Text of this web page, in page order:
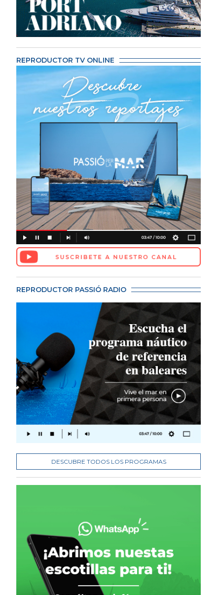
REPRODUCTOR TV ONLINE
REPRODUCTOR PASSIÓ RADIO
DESCUBRE TODOS LOS PROGRAMAS